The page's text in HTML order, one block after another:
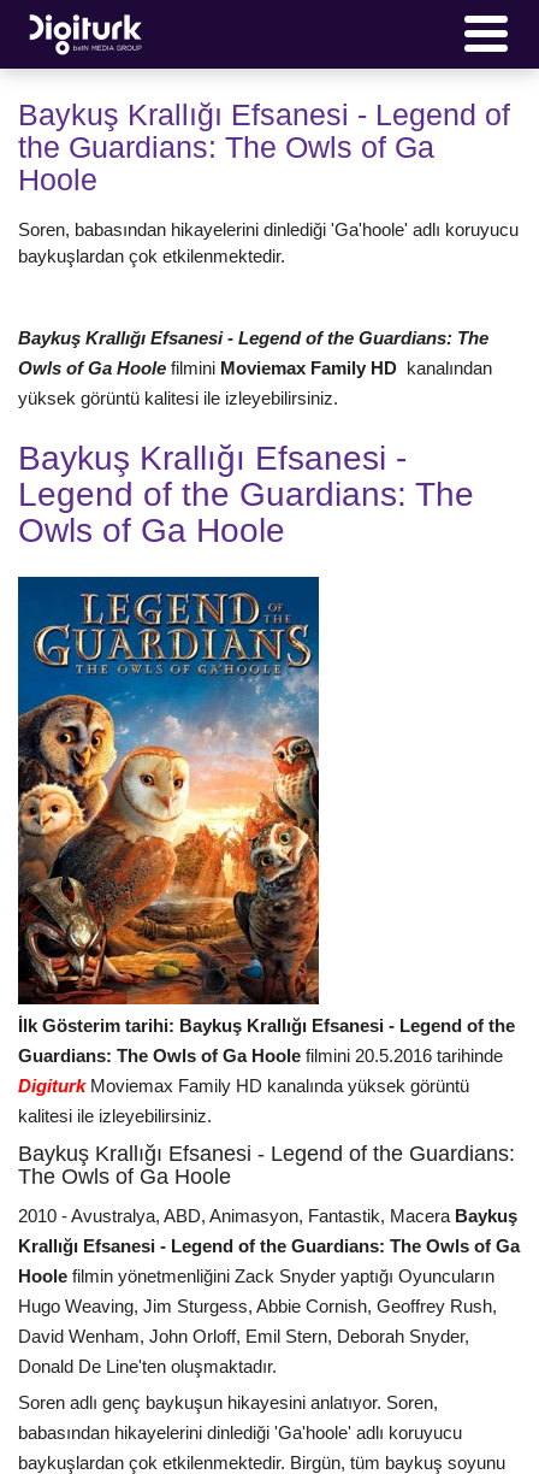
Baykuş Krallığı Efsanesi - Legend of
the Guardians: The Owls of Ga
Hoole
Soren, babasından hikayelerini dinlediği 'Ga'hoole' adlı koruyucu
baykuşlardan çok etkilenmektedir.
Baykuş Krallığı Efsanesi - Legend of the Guardians: The
Owls of Ga Hoole filmini Moviemax Family HD kanalından
yüksek görüntü kalitesi ile izleyebilirsiniz.
Baykuş Krallığı Efsanesi -
Legend of the Guardians: The
Owls of Ga Hoole
İlk Gösterim tarihi: Baykuş Krallığı Efsanesi - Legend of the
Guardians: The Owls of Ga Hoole filmini 20.5.2016 tarihinde
Digiturk Moviemax Family HD kanalında yüksek görüntü
kalitesi ile izleyebilirsiniz.
Baykuş Krallığı Efsanesi - Legend of the Guardians:
The Owls of Ga Hoole
2010 - Avustralya, ABD, Animasyon, Fantastik, Macera Baykuş
Krallığı Efsanesi - Legend of the Guardians: The Owls of Ga
Hoole filmin yönetmenliğini Zack Snyder yaptığı Oyuncuların
Hugo Weaving, Jim Sturgess, Abbie Cornish, Geoffrey Rush,
David Wenham, John Orloff, Emil Stern, Deborah Snyder,
Donald De Line'ten oluşmaktadır.
Soren adlı genç baykuşun hikayesini anlatıyor. Soren,
babasından hikayelerini dinlediği 'Ga'hoole' adlı koruyucu
baykuşlardan çok etkilenmektedir. Birgün, tüm baykuş soyunu